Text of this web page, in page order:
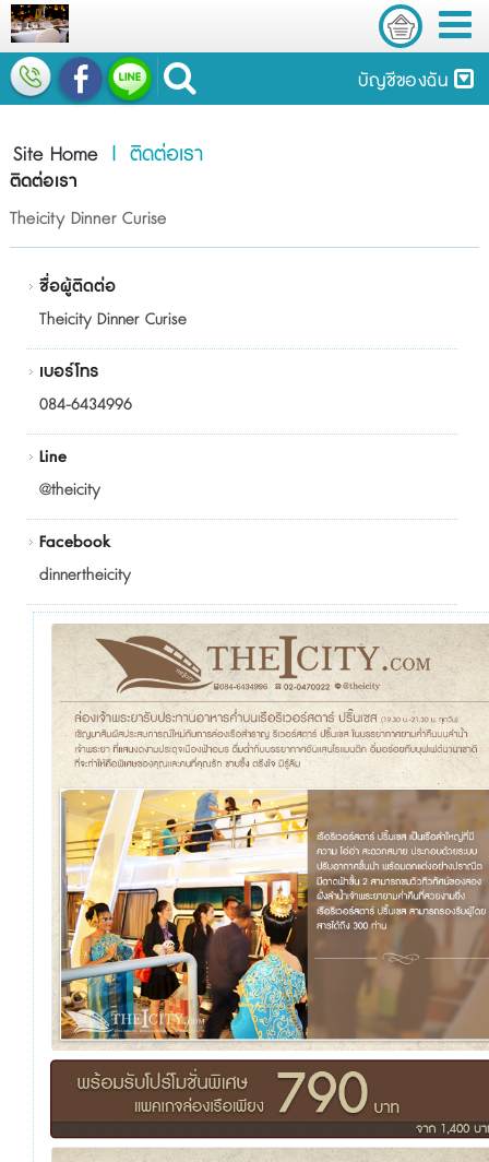
บัญชีของฉัน
Site Home | ติดต่อเรา
ติดต่อเรา
Theicity Dinner Curise
ชื่อผู้ติดต่อ
Theicity Dinner Curise
เบอร์โทร
084-6434996
Line
@theicity
Facebook
dinnertheicity